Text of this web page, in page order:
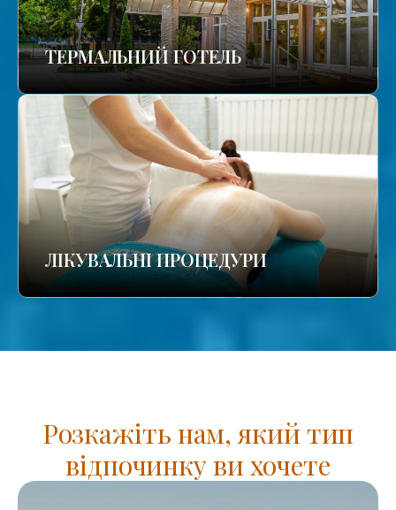
ТЕРМАЛЬНИЙ ГОТЕЛЬ
ЛІКУВАЛЬНІ ПРОЦЕДУРИ
Розкажіть нам, який тип
відпочинку ви хочете